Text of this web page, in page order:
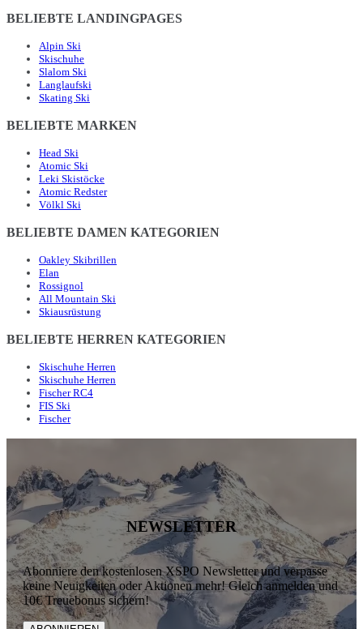
BELIEBTE LANDINGPAGES
Alpin Ski
Skischuhe
Slalom Ski
Langlaufski
Skating Ski
BELIEBTE MARKEN
Head Ski
Atomic Ski
Leki Skistöcke
Atomic Redster
Völkl Ski
BELIEBTE DAMEN KATEGORIEN
Oakley Skibrillen
Elan
Rossignol
All Mountain Ski
Skiausrüstung
BELIEBTE HERREN KATEGORIEN
Skischuhe Herren
Skischuhe Herren
Fischer RC4
FIS Ski
Fischer
NEWSLETTER
Abonniere den kostenlosen XSPO Newsletter und verpasse
keine Neuigkeiten oder Aktionen mehr! Gleich anmelden und
10€ Treuebonus sichern!